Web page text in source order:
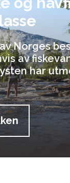
Norges
av
har